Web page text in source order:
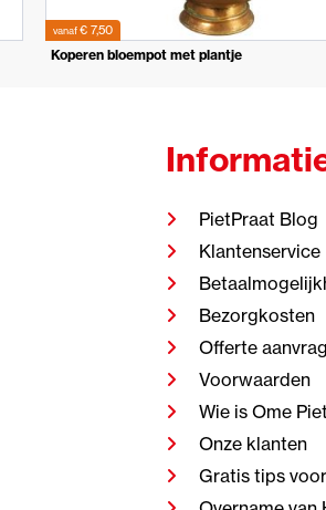
vanaf€ 7,50
Koperen bloempot met plantje
PietPraat Blog
Klantenservice
Bezorgkosten
Offerte
Voorwaarden
Wie is Ome Piet
Onze klanten
Gratis tips